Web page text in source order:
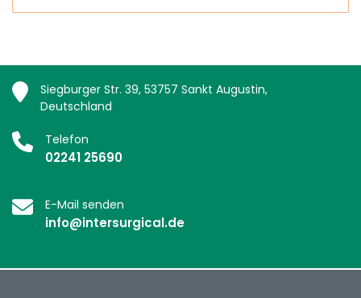
Siegburger Str. 39, 53757 Sankt Augustin,
Deutschland
Telefon
02241 25690
E-Mail senden
info@intersurgical.de